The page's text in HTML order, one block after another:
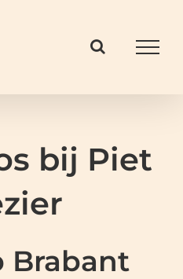
bij Piet
Brabant